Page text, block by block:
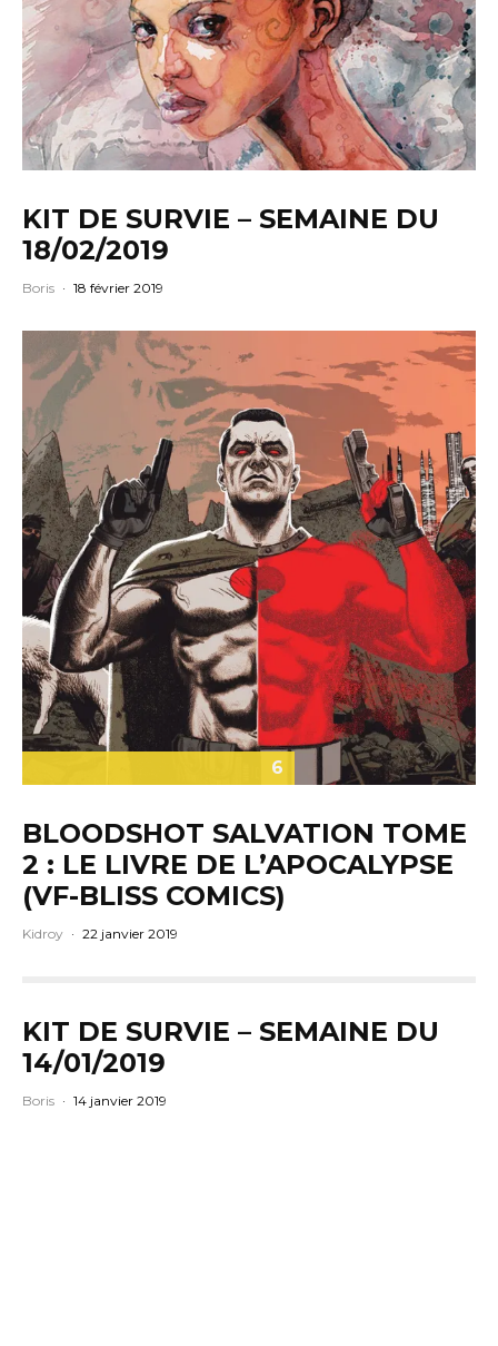
KIT DE SURVIE – SEMAINE DU
18/02/2019
Boris · 18 février 2019
6
BLOODSHOT SALVATION TOME
2 : LE LIVRE DE L’APOCALYPSE
(VF-BLISS COMICS)
Kidroy · 22 janvier 2019
KIT DE SURVIE – SEMAINE DU
14/01/2019
Boris · 14 janvier 2019